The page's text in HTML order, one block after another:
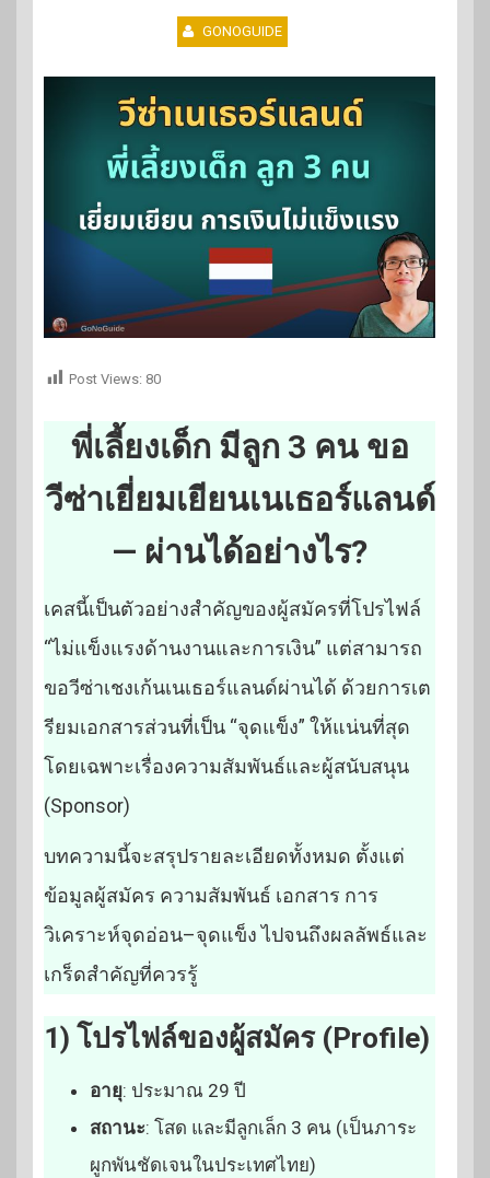
GONOGUIDE
Post Views: 80
พี่เลี้ยงเด็ก มีลูก 3 คน ขอ
วีซ่าเยี่ยมเยียนเนเธอร์แลนด์
— ผ่านได้อย่างไร?
เคสนี้เป็นตัวอย่างสำคัญของผู้สมัครที่โปรไฟล์
“ไม่แข็งแรงด้านงานและการเงิน” แต่สามารถ
ขอวีซ่าเชงเก้นเนเธอร์แลนด์ผ่านได้ ด้วยการเต
รียมเอกสารส่วนที่เป็น “จุดแข็ง” ให้แน่นที่สุด
โดยเฉพาะเรื่องความสัมพันธ์และผู้สนับสนุน
(Sponsor)
บทความนี้จะสรุปรายละเอียดทั้งหมด ตั้งแต่
ข้อมูลผู้สมัคร ความสัมพันธ์ เอกสาร การ
วิเคราะห์จุดอ่อน–จุดแข็ง ไปจนถึงผลลัพธ์และ
เกร็ดสำคัญที่ควรรู้
1) โปรไฟล์ของผู้สมัคร (Profile)
อายุ: ประมาณ 29 ปี
สถานะ: โสด และมีลูกเล็ก 3 คน (เป็นภาระ
ผูกพันชัดเจนในประเทศไทย)